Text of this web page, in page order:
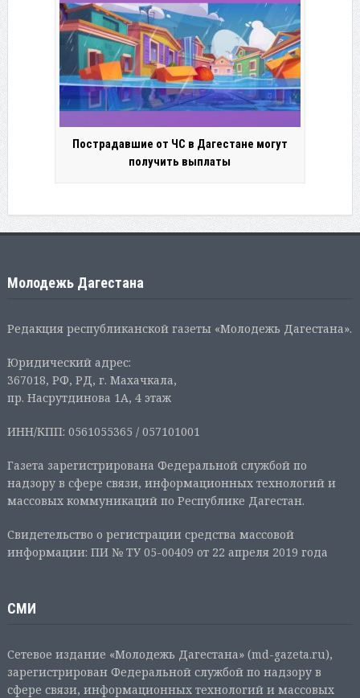
Пострадавшие от ЧС в Дагестане могут
получить выплаты
Молодежь Дагестана
Редакция республиканской газеты «Молодежь Дагестана».
Юридический адрес:
367018, РФ, РД, г. Махачкала,
пр. Насрутдинова 1А, 4 этаж
ИНН/КПП: 0561055365 / 057101001
Газета зарегистрирована Федеральной службой по
надзору в сфере связи, информационных технологий и
массовых коммуникаций по Республике Дагестан.
Свидетельство о регистрации средства массовой
информации: ПИ № ТУ 05-00409 от 22 апреля 2019 года
СМИ
Сетевое издание «Молодежь Дагестана» (md-gazeta.ru),
зарегистрирован Федеральной службой по надзору в
сфере связи, информационных технологий и массовых